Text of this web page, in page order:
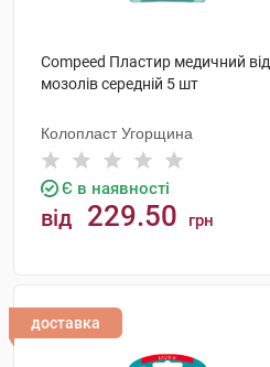
Compeed Пластир медичний від
мозолів середній 5 шт
Колопласт Угорщина
Є в наявності
від 229.50 грн
доставка